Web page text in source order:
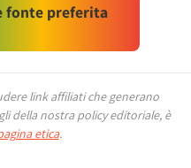
fonte preferita
link affiliati che generano
della nostra policy editoriale, è
etica.